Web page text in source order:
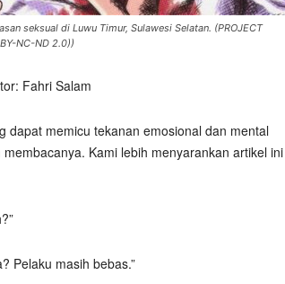
seksual di Luwu Timur, Sulawesi Selatan. (PROJECT
NC-ND 2.0))
Fahri Salam
dapat memicu tekanan emosional dan mental
Kami lebih menyarankan artikel ini
Pelaku masih bebas.”